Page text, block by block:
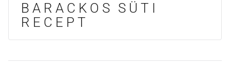
BARACKOS SÜTI
RECEPT